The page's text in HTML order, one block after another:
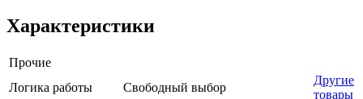
Характеристики
Прочие
Логика работы
Свободный выбор
Другие
товары